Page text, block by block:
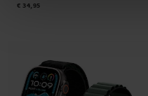
€ 34,95